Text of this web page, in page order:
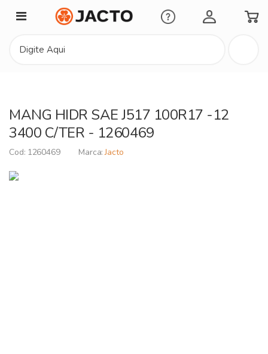
Minha Conta
MANG HIDR SAE J517 100R17 -12
3400 C/TER - 1260469
1260469 Jacto